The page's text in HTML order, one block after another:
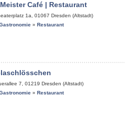
Café | Restaurant
1a 01067 Dresden (Altstadt)
» Restaurant
7 01219 Dresden (Altstadt)
» Restaurant